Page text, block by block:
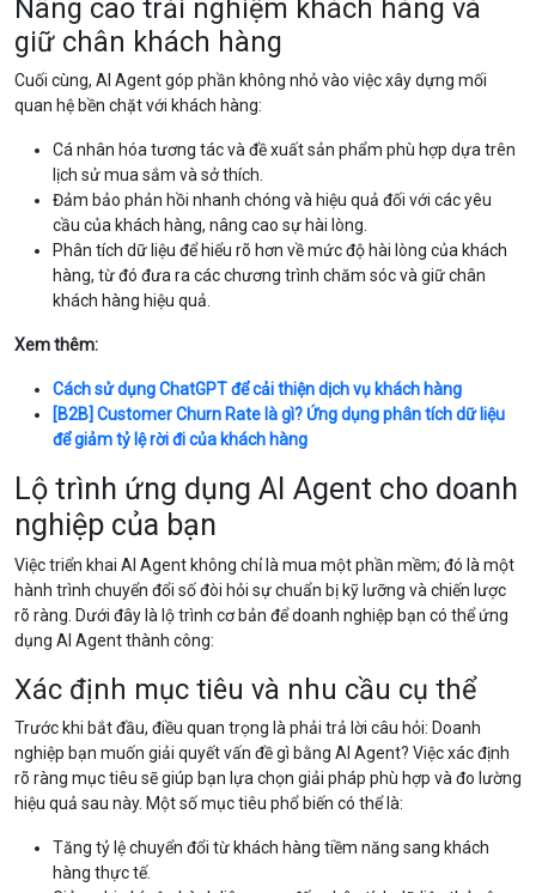
Nâng cao trải nghiệm khách hàng và
giữ chân khách hàng
Cuối cùng, AI Agent góp phần không nhỏ vào việc xây dựng mối
quan hệ bền chặt với khách hàng:
Cá nhân hóa tương tác và đề xuất sản phẩm phù hợp dựa trên
lịch sử mua sắm và sở thích.
Đảm bảo phản hồi nhanh chóng và hiệu quả đối với các yêu
cầu của khách hàng, nâng cao sự hài lòng.
Phân tích dữ liệu để hiểu rõ hơn về mức độ hài lòng của khách
hàng, từ đó đưa ra các chương trình chăm sóc và giữ chân
khách hàng hiệu quả.
Xem thêm:
Cách sử dụng ChatGPT để cải thiện dịch vụ khách hàng
[B2B] Customer Churn Rate là gì? Ứng dụng phân tích dữ liệu
để giảm tỷ lệ rời đi của khách hàng
Lộ trình ứng dụng AI Agent cho doanh
nghiệp của bạn
Việc triển khai AI Agent không chỉ là mua một phần mềm; đó là một
hành trình chuyển đổi số đòi hỏi sự chuẩn bị kỹ lưỡng và chiến lược
rõ ràng. Dưới đây là lộ trình cơ bản để doanh nghiệp bạn có thể ứng
dụng AI Agent thành công:
Xác định mục tiêu và nhu cầu cụ thể
Trước khi bắt đầu, điều quan trọng là phải trả lời câu hỏi: Doanh
nghiệp bạn muốn giải quyết vấn đề gì bằng AI Agent? Việc xác định
rõ ràng mục tiêu sẽ giúp bạn lựa chọn giải pháp phù hợp và đo lường
hiệu quả sau này. Một số mục tiêu phổ biến có thể là:
Tăng tỷ lệ chuyển đổi từ khách hàng tiềm năng sang khách
hàng thực tế.